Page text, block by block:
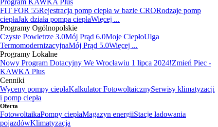
Program KAWKA Plus
FIT FOR 55Rejestracja pomp ciepła w bazie CRORodzaje pomp
ciepłaJak działa pompa ciepłaWięcej ...
Programy Ogólnopolskie
Czyste Powietrze 3.0Mój Prąd 6.0Moje CiepłoUlga
TermomodernizacyjnaMój Prąd 5.0Więcej ...
Programy Lokalne
Nowy Program Dotacyjny We Wrocławiu 1 lipca 2024!Zmień Piec -
KAWKA Plus
Cenniki
Wyceny pompy ciepłaKalkulator FotowoltaicznySerwisy klimatyzacji
i pomp ciepła
Oferta
FotowoltaikaPompy ciepłaMagazyn energiiStacje ładowania
pojazdówKlimatyzacja